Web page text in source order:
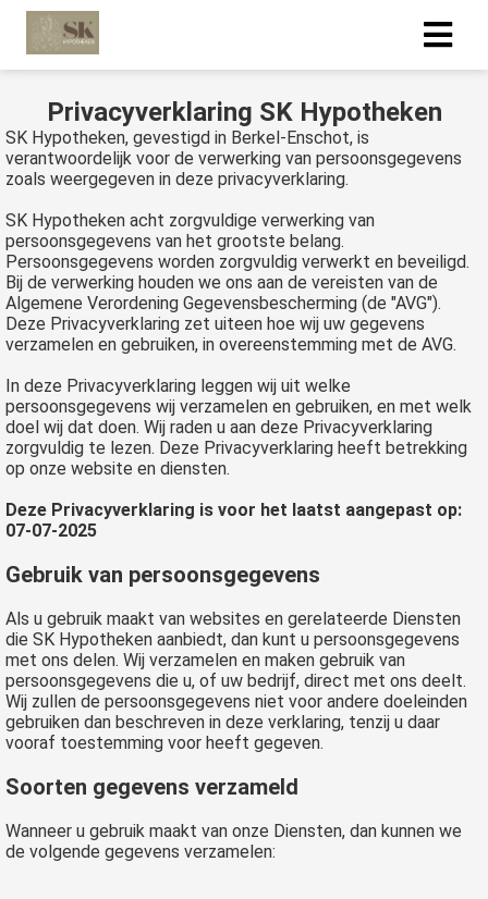
Privacyverklaring SK Hypotheken
SK Hypotheken, gevestigd in Berkel-Enschot, is
verantwoordelijk voor de verwerking van persoonsgegevens
zoals weergegeven in deze privacyverklaring.
SK Hypotheken acht zorgvuldige verwerking van
persoonsgegevens van het grootste belang.
Persoonsgegevens worden zorgvuldig verwerkt en beveiligd.
Bij de verwerking houden we ons aan de vereisten van de
Algemene Verordening Gegevensbescherming (de "AVG").
Deze Privacyverklaring zet uiteen hoe wij uw gegevens
verzamelen en gebruiken, in overeenstemming met de AVG.
In deze Privacyverklaring leggen wij uit welke
persoonsgegevens wij verzamelen en gebruiken, en met welk
doel wij dat doen. Wij raden u aan deze Privacyverklaring
zorgvuldig te lezen. Deze Privacyverklaring heeft betrekking
op onze website en diensten.
Deze Privacyverklaring is voor het laatst aangepast op:
07-07-2025
Gebruik van persoonsgegevens
Als u gebruik maakt van websites en gerelateerde Diensten
die SK Hypotheken aanbiedt, dan kunt u persoonsgegevens
met ons delen. Wij verzamelen en maken gebruik van
persoonsgegevens die u, of uw bedrijf, direct met ons deelt.
Wij zullen de persoonsgegevens niet voor andere doeleinden
gebruiken dan beschreven in deze verklaring, tenzij u daar
vooraf toestemming voor heeft gegeven.
Soorten gegevens verzameld
Wanneer u gebruik maakt van onze Diensten, dan kunnen we
de volgende gegevens verzamelen: